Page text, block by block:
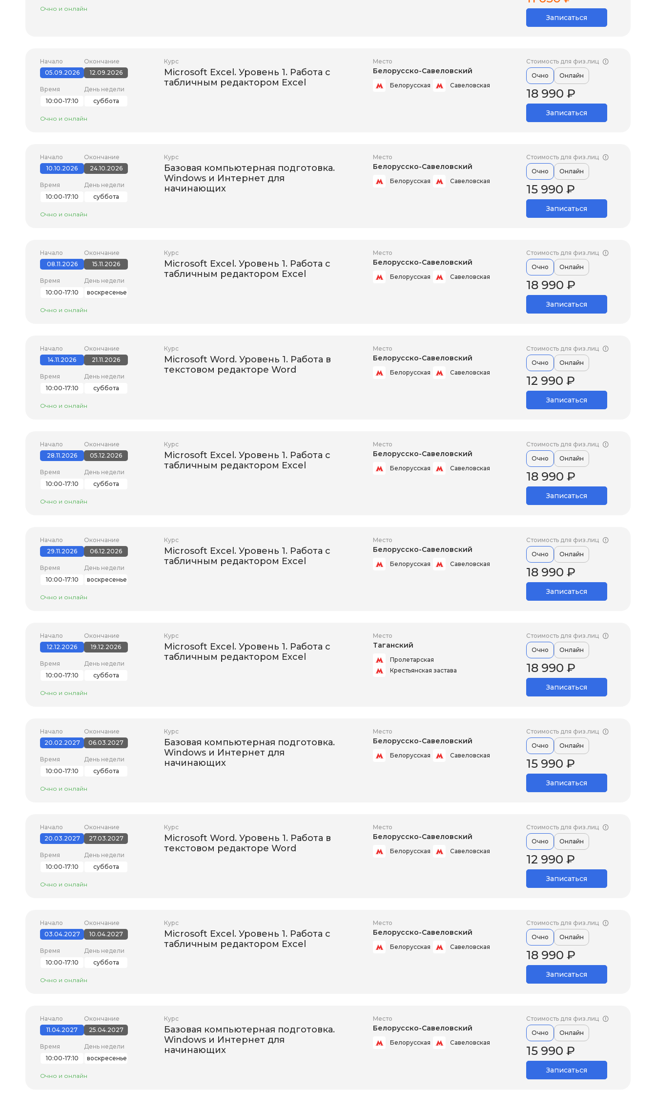
Очно и онлайн
Записаться
Начало
05.09.2026
Окончание
12.09.2026
Время
10:00-17:10
День недели
суббота
Очно и онлайн
Курс
Microsoft Excel. Уровень 1. Работа с
табличным редактором Excel
Место
Белорусско-Савеловский
Белорусская Савеловская
Стоимость для физ.лиц
Очно
Онлайн
18 990 ₽
Записаться
Начало
10.10.2026
Окончание
24.10.2026
Время
10:00-17:10
День недели
суббота
Очно и онлайн
Курс
Базовая компьютерная подготовка.
Windows и Интернет для
начинающих
Место
Белорусско-Савеловский
Белорусская Савеловская
Стоимость для физ.лиц
Очно
Онлайн
15 990 ₽
Записаться
Начало
08.11.2026
Окончание
15.11.2026
Время
10:00-17:10
День недели
воскресенье
Очно и онлайн
Курс
Microsoft Excel. Уровень 1. Работа с
табличным редактором Excel
Место
Белорусско-Савеловский
Белорусская Савеловская
Стоимость для физ.лиц
Очно
Онлайн
18 990 ₽
Записаться
Начало
14.11.2026
Окончание
21.11.2026
Время
10:00-17:10
День недели
суббота
Очно и онлайн
Курс
Microsoft Word. Уровень 1. Работа в
текстовом редакторе Word
Место
Белорусско-Савеловский
Белорусская Савеловская
Стоимость для физ.лиц
Очно
Онлайн
12 990 ₽
Записаться
Начало
28.11.2026
Окончание
05.12.2026
Время
10:00-17:10
День недели
суббота
Очно и онлайн
Курс
Microsoft Excel. Уровень 1. Работа с
табличным редактором Excel
Место
Белорусско-Савеловский
Белорусская Савеловская
Стоимость для физ.лиц
Очно
Онлайн
18 990 ₽
Записаться
Начало
29.11.2026
Окончание
06.12.2026
Время
10:00-17:10
День недели
воскресенье
Очно и онлайн
Курс
Microsoft Excel. Уровень 1. Работа с
табличным редактором Excel
Место
Белорусско-Савеловский
Белорусская Савеловская
Стоимость для физ.лиц
Очно
Онлайн
18 990 ₽
Записаться
Начало
12.12.2026
Окончание
19.12.2026
Время
10:00-17:10
День недели
суббота
Очно и онлайн
Курс
Microsoft Excel. Уровень 1. Работа с
табличным редактором Excel
Место
Таганский
Пролетарская
Крестьянская застава
Стоимость для физ.лиц
Очно
Онлайн
18 990 ₽
Записаться
Начало
20.02.2027
Окончание
06.03.2027
Время
10:00-17:10
День недели
суббота
Очно и онлайн
Курс
Базовая компьютерная подготовка.
Windows и Интернет для
начинающих
Место
Белорусско-Савеловский
Белорусская Савеловская
Стоимость для физ.лиц
Очно
Онлайн
15 990 ₽
Записаться
Начало
20.03.2027
Окончание
27.03.2027
Время
10:00-17:10
День недели
суббота
Очно и онлайн
Курс
Microsoft Word. Уровень 1. Работа в
текстовом редакторе Word
Место
Белорусско-Савеловский
Белорусская Савеловская
Стоимость для физ.лиц
Очно
Онлайн
12 990 ₽
Записаться
Начало
03.04.2027
Окончание
10.04.2027
Время
10:00-17:10
День недели
суббота
Очно и онлайн
Курс
Microsoft Excel. Уровень 1. Работа с
табличным редактором Excel
Место
Белорусско-Савеловский
Белорусская Савеловская
Стоимость для физ.лиц
Очно
Онлайн
18 990 ₽
Записаться
Начало
11.04.2027
Окончание
25.04.2027
Время
10:00-17:10
День недели
воскресенье
Очно и онлайн
Курс
Базовая компьютерная подготовка.
Windows и Интернет для
начинающих
Место
Белорусско-Савеловский
Белорусская Савеловская
Стоимость для физ.лиц
Очно
Онлайн
15 990 ₽
Записаться